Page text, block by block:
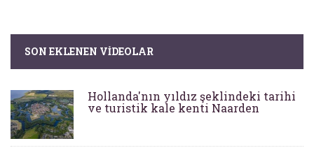
SON EKLENEN VIDEOLAR
Hollanda'nın yıldız şeklindeki tarihi
ve turistik kale kenti Naarden